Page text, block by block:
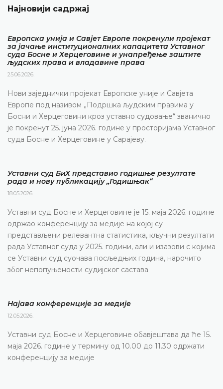
Најновији садржај
Европска унија и Савјет Европе покренули пројекат
за јачање институционалних капацитета Уставног
суда Босне и Херцеговине и унапређење заштите
људских права и владавине права
25.06.2026.
Нови заједнички пројекат Европске уније и Савјета
Европе под називом „Подршка људским правима у
Босни и Херцеговини кроз уставно судовање“ званично
је покренут 25. јуна 2026. године у просторијама Уставног
суда Босне и Херцеговине у Сарајеву.
Уставни суд БиХ представио годишње резултате
рада и нову публикацију „Годишњак“
18.05.2026.
Уставни суд Босне и Херцеговине је 15. маја 2026. године
одржао конференцију за медије на којој су
представљени релевантна статистика, кључни резултати
рада Уставног суда у 2025. години, али и изазови с којима
се Уставни суд суочава посљедњих година, нарочито
због непопуњености судијског састава
Најава конференције за медије
12.05.2026.
Уставни суд Босне и Херцеговине обавјештава да ће 15.
маја 2026. године у термину од 10.00 до 11.30 одржати
конференцију за медије